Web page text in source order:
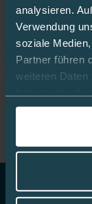
analysieren.
Verwendung
soziale
Partner führen
weiteren Daten
gesammelt
In dieser